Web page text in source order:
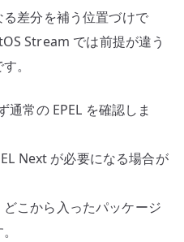
差分を補う位置づけで
Stream では前提が違う
。
常の EPEL を確認しま
Next が必要になる場合が
こから入ったパッケージ